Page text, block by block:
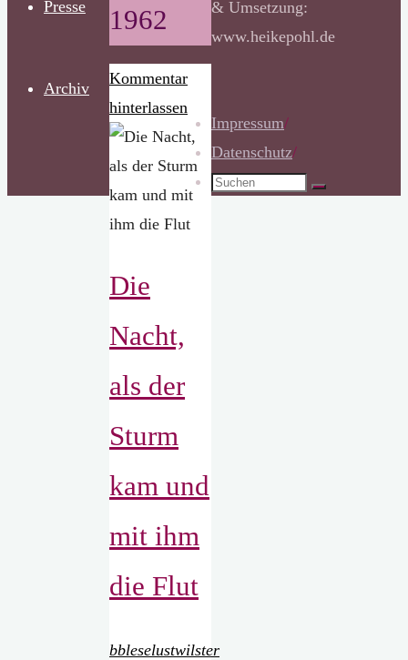
Presse
Archiv
1962
Kommentar
hinterlassen
Die
Nacht,
als der
Sturm
kam und
mit ihm
die Flut
bbleselustwilster
& Umsetzung:
www.heikepohl.de
Impressum/
Datenschutz/
Suchen
Suchen